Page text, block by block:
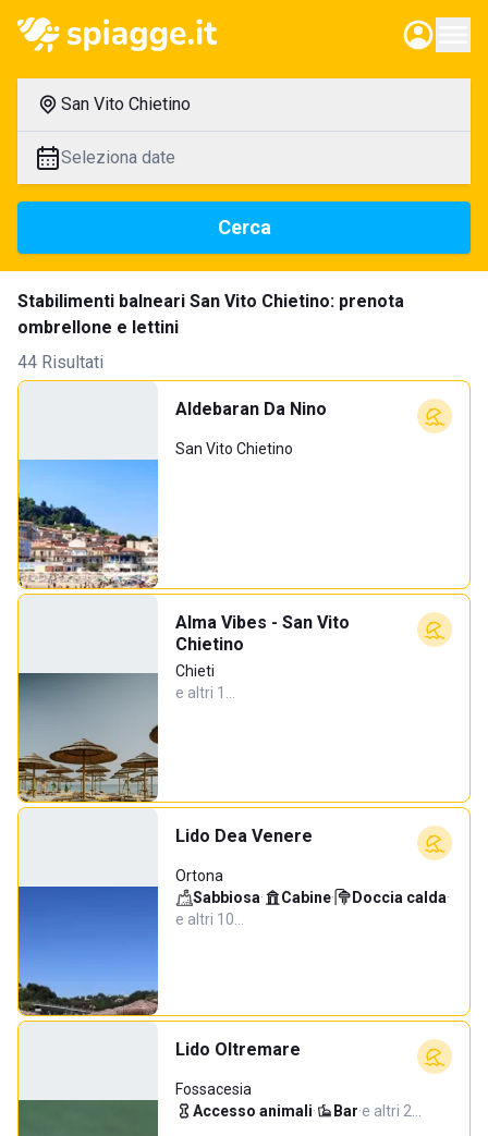
San Vito Chietino
Seleziona date
Cerca
Stabilimenti balneari San Vito Chietino: prenota
ombrellone e lettini
44 Risultati
Aldebaran Da Nino
San Vito Chietino
Alma Vibes - San Vito
Chietino
Chieti
e altri 1…
Lido Dea Venere
Ortona
Sabbiosa· Cabine· Doccia calda·
e altri 10…
Lido Oltremare
Fossacesia
Accesso animali· Bar·e altri 2…